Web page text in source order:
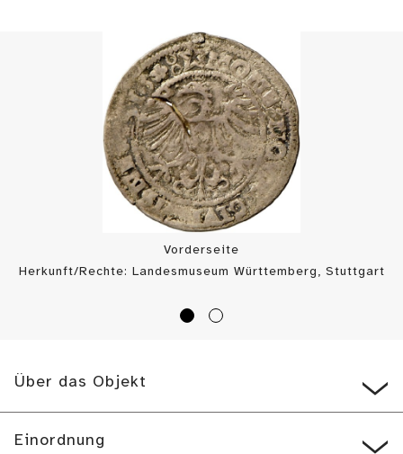
Vorderseite
Herkunft/Rechte: Landesmuseum Württemberg, Stuttgart
Über das Objekt
Einordnung